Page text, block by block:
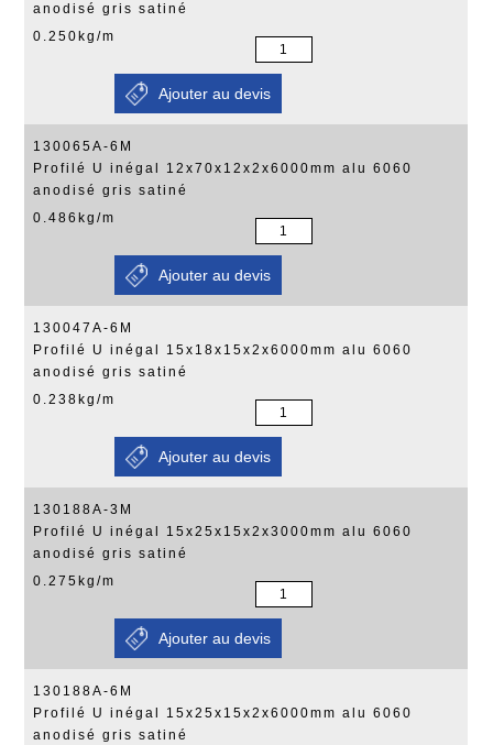
anodisé gris satiné
0.250kg/m
130065A-6M
Profilé U inégal 12x70x12x2x6000mm alu 6060
anodisé gris satiné
0.486kg/m
130047A-6M
Profilé U inégal 15x18x15x2x6000mm alu 6060
anodisé gris satiné
0.238kg/m
130188A-3M
Profilé U inégal 15x25x15x2x3000mm alu 6060
anodisé gris satiné
0.275kg/m
130188A-6M
Profilé U inégal 15x25x15x2x6000mm alu 6060
anodisé gris satiné